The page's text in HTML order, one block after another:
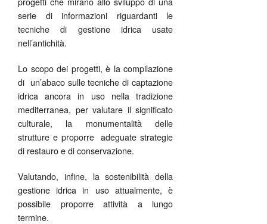
serie di informazioni riguardanti le
tecniche di gestione idrica usate
nell’antichità.
Lo scopo dei progetti, è la compilazione
di un’abaco sulle tecniche di captazione
idrica ancora in uso nella tradizione
mediterranea, per valutare il significato
culturale, la monumentalità delle
strutture e proporre adeguate strategie
di restauro e di conservazione.
Valutando, infine, la sostenibilità della
gestione idrica in uso attualmente, è
possibile proporre attività a lungo
termine.